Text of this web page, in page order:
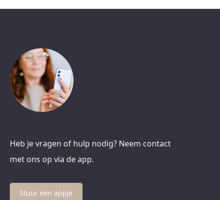
Heb je vragen of hulp nodig? Neem contact
met ons op via de app.
Stuur een appje